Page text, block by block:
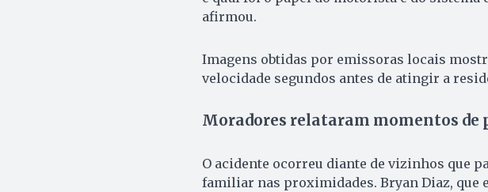
afirmou.
Imagens obtidas por emissoras locais
velocidade segundos antes de atingir a
Moradores relataram momentos de
O acidente ocorreu diante de vizinhos que
familiar nas proximidades. Bryan Diaz, que